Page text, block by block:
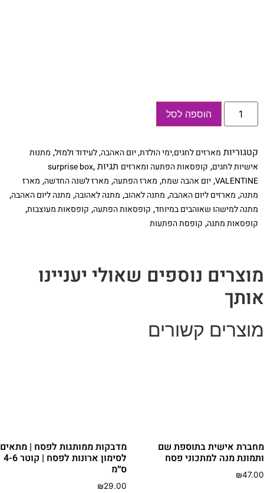
כמות
קופסת
אהבה
שמח
הוספה לסל
קטגוריותמארזים לחגים,ימי הולדת, יום האהבה, לעידוד ולמזל,מתנות
אישיות לחגים,קופסאות הפתעה ומארזים תגיות surprise box,
VALENTINE
,יום אהבה שמח,מארז הפתעה,מארז לשנה החדשה,מארז
מתנה,מארזים ליום האהבה,מתנה לאהוב,מתנה לאהובה,מתנה ליום האהבה,
מתנה למישהו שאוהבים במיוחד,קופסאות הפתעה,קופסאות מעוצבות,
קופסאות מתנה,קופסת הפתעות
נוספים שאולי יעניינו
קשורים
אישית בתוספת שם
מנה למתכוני פסח
₪
מדבקות ממותגות לפסח | מתאים
לסימון ארונות לפסח | קוטר 4-6
ס״מ
₪29.00